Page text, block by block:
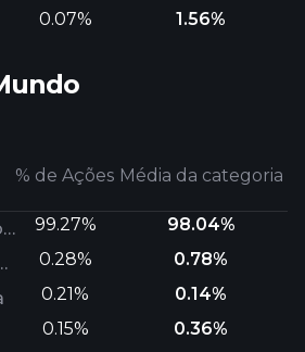
0.07% 1.56%
% de Ações Média da categoria
América do Norte 99.27%
98.04%
0.28%
0.78%
0.21%
0.14%
0.15%
0.36%